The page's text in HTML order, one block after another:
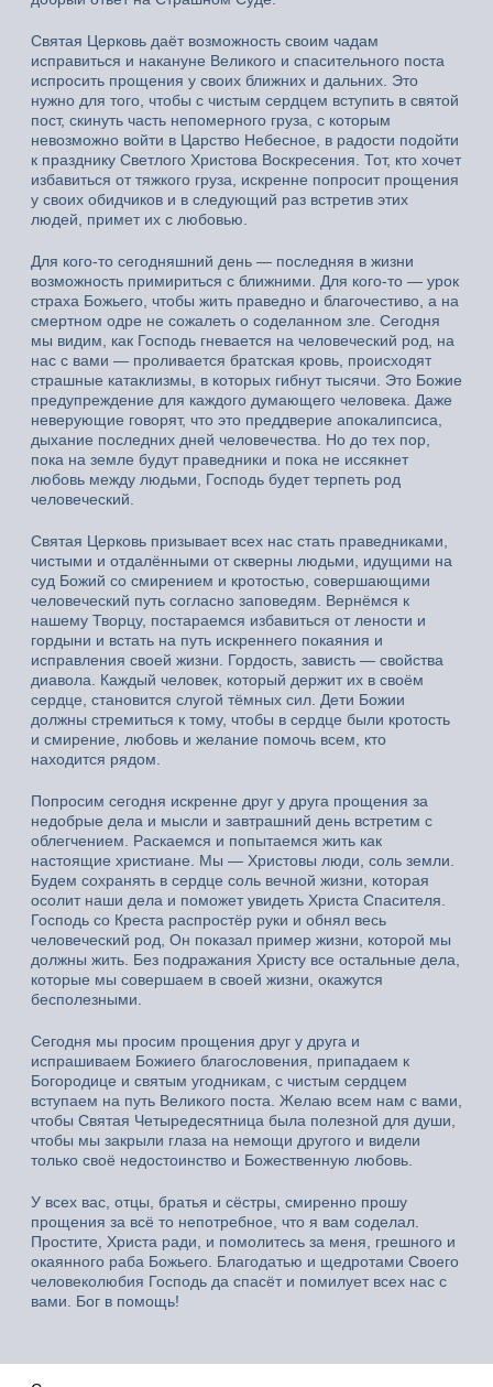
Святая Церковь даёт возможность своим чадам
исправиться и накануне Великого и спасительного поста
испросить прощения у своих ближних и дальних. Это
нужно для того, чтобы с чистым сердцем вступить в святой
пост, скинуть часть непомерного груза, с которым
невозможно войти в Царство Небесное, в радости подойти
к празднику Светлого Христова Воскресения. Тот, кто хочет
избавиться от тяжкого груза, искренне попросит прощения
у своих обидчиков и в следующий раз встретив этих
людей, примет их с любовью.
Для кого-то сегодняшний день — последняя в жизни
возможность примириться с ближними. Для кого-то — урок
страха Божьего, чтобы жить праведно и благочестиво, а на
смертном одре не сожалеть о соделанном зле. Сегодня
мы видим, как Господь гневается на человеческий род, на
нас с вами — проливается братская кровь, происходят
страшные катаклизмы, в которых гибнут тысячи. Это Божие
предупреждение для каждого думающего человека. Даже
неверующие говорят, что это преддверие апокалипсиса,
дыхание последних дней человечества. Но до тех пор,
пока на земле будут праведники и пока не иссякнет
любовь между людьми, Господь будет терпеть род
человеческий.
Святая Церковь призывает всех нас стать праведниками,
чистыми и отдалёнными от скверны людьми, идущими на
суд Божий со смирением и кротостью, совершающими
человеческий путь согласно заповедям. Вернёмся к
нашему Творцу, постараемся избавиться от лености и
гордыни и встать на путь искреннего покаяния и
исправления своей жизни. Гордость, зависть — свойства
диавола. Каждый человек, который держит их в своём
сердце, становится слугой тёмных сил. Дети Божии
должны стремиться к тому, чтобы в сердце были кротость
и смирение, любовь и желание помочь всем, кто
находится рядом.
Попросим сегодня искренне друг у друга прощения за
недобрые дела и мысли и завтрашний день встретим с
облегчением. Раскаемся и попытаемся жить как
настоящие христиане. Мы — Христовы люди, соль земли.
Будем сохранять в сердце соль вечной жизни, которая
осолит наши дела и поможет увидеть Христа Спасителя.
Господь со Креста распростёр руки и обнял весь
человеческий род, Он показал пример жизни, которой мы
должны жить. Без подражания Христу все остальные дела,
которые мы совершаем в своей жизни, окажутся
бесполезными.
Сегодня мы просим прощения друг у друга и
испрашиваем Божиего благословения, припадаем к
Богородице и святым угодникам, с чистым сердцем
вступаем на путь Великого поста. Желаю всем нам с вами,
чтобы Святая Четыредесятница была полезной для души,
чтобы мы закрыли глаза на немощи другого и видели
только своё недостоинство и Божественную любовь.
У всех вас, отцы, братья и сёстры, смиренно прошу
прощения за всё то непотребное, что я вам соделал.
Простите, Христа ради, и помолитесь за меня, грешного и
окаянного раба Божьего. Благодатью и щедротами Своего
человеколюбия Господь да спасёт и помилует всех нас с
вами. Бог в помощь!